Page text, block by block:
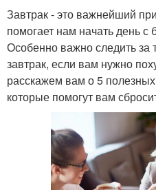
Завтрак - это важнейший
помогает нам начать день с
Особенно важно следить за
завтрак, если вам нужно
расскажем вам о 5
которые помогут вам